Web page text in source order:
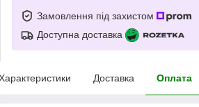
Замовлення під захистом
Доступна доставка
Доставка Оплата